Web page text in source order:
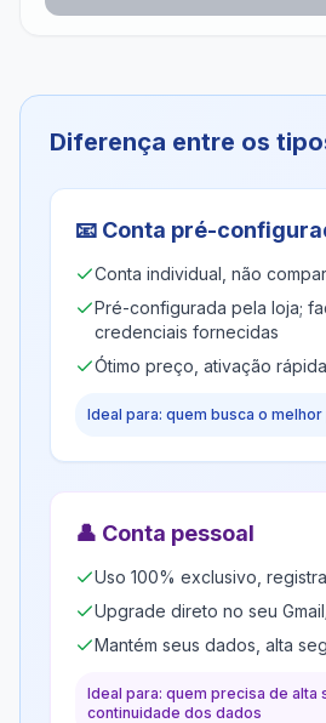
Diferença entre os
📧 Conta pré-
Conta individual, não
Pré-configurada pela loja;
credenciais fornecidas
Ótimo preço, ativação rápida
Ideal para: quem busca o
👤 Conta pessoal
Uso 100% exclusivo,
Upgrade direto no seu
Mantém seus dados, alta
Ideal para: quem precisa de alta
continuidade dos dados